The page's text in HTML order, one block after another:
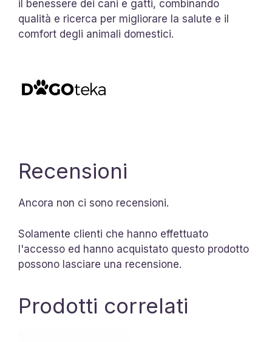
il benessere dei cani e gatti, combinando
qualità e ricerca per migliorare la salute e il
comfort degli animali domestici.
Recensioni
Ancora non ci sono recensioni.
Solamente clienti che hanno effettuato
l'accesso ed hanno acquistato questo prodotto
possono lasciare una recensione.
Prodotti correlati